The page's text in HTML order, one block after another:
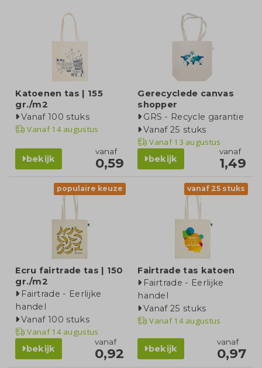
Katoenen tas | 155
gr./m2
Vanaf 100 stuks
Vanaf14 augustus
bekijk
vanaf
0,59
Gerecyclede canvas
shopper
GRS - Recycle garantie
Vanaf 25 stuks
Vanaf13 augustus
bekijk
vanaf
1,49
populaire keuze
Ecru fairtrade tas | 150
gr./m2
Fairtrade - Eerlijke
handel
Vanaf 100 stuks
Vanaf14 augustus
bekijk
vanaf
0,92
vanaf 25 stuks
Fairtrade tas katoen
Fairtrade - Eerlijke
handel
Vanaf 25 stuks
Vanaf14 augustus
bekijk
vanaf
0,97